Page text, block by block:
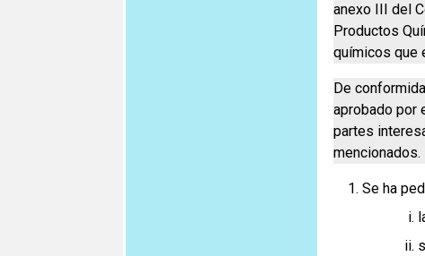
anexo III del
Productos
químicos que
De
aprobado por
partes
mencionados.
Se ha